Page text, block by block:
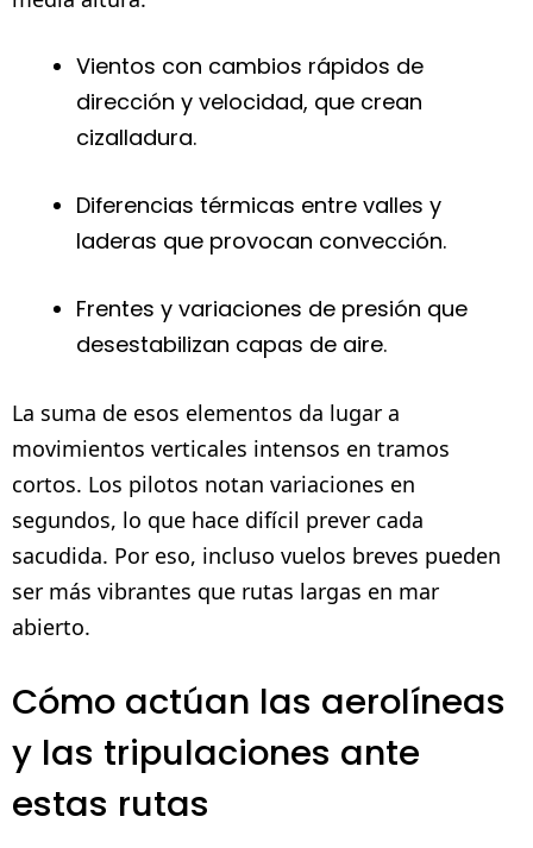
Vientos con cambios rápidos de
dirección y velocidad, que crean
cizalladura.
Diferencias térmicas entre valles y
laderas que provocan convección.
Frentes y variaciones de presión que
desestabilizan capas de aire.
La suma de esos elementos da lugar a
movimientos verticales intensos en tramos
cortos. Los pilotos notan variaciones en
segundos, lo que hace difícil prever cada
sacudida. Por eso, incluso vuelos breves pueden
ser más vibrantes que rutas largas en mar
abierto.
Cómo actúan las aerolíneas
y las tripulaciones ante
estas rutas